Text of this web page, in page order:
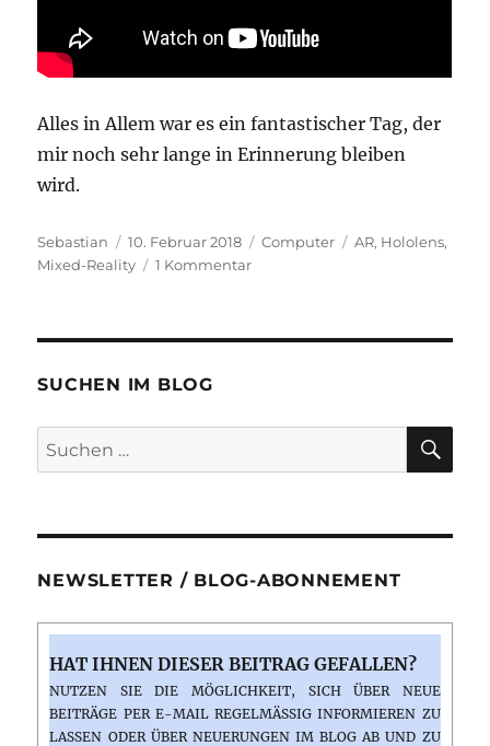
Alles in Allem war es ein fantastischer Tag, der
mir noch sehr lange in Erinnerung bleiben
wird.
Autor
Sebastian
Veröffentlicht
am
10. Februar 2018 Kategorien
Computer Schlagwörter
AR, Hololens,
Mixed-Reality
1 Kommentarzu
–
Zukunft
und
SUCHEN IM BLOG
Suchen
nach:
NEWSLETTER / BLOG-ABONNEMENT
HAT IHNEN DIESER BEITRAG GEFALLEN?
NUTZEN SIE DIE MÖGLICHKEIT, SICH ÜBER NEUE
BEITRÄGE PER E-MAIL REGELMÄSSIG INFORMIEREN ZU L
ASSEN ODER ÜBER NEUERUNGEN IM BLOG AB UND ZU E